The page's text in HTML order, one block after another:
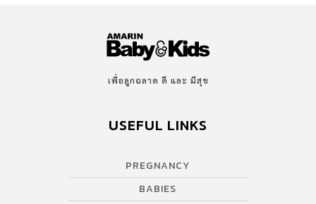
เพื่อลูกฉลาด ดี และ มีสุข
USEFUL LINKS
PREGNANCY
BABIES